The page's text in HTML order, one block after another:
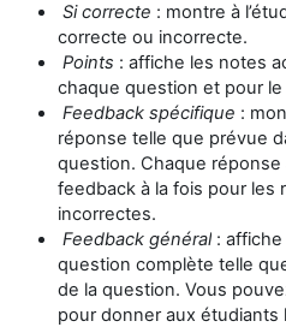
Si correcte : montre à
correcte ou incorrecte.
Points : affiche les notes
chaque question et pour
Feedback spécifique :
réponse telle que prévue
question. Chaque
feedback à la fois pour les
incorrectes.
Feedback général :
question complète telle
de la question. Vous
pour donner aux étudiants